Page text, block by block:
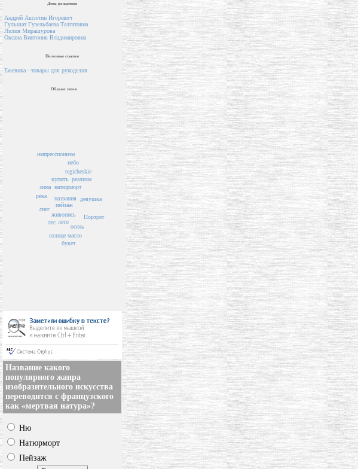
День рождения
Андрей Аксютин Игоревич
Гульшат Гузельбаева Талгатовна
Лилия Мирашурова
Оксана Винтонив Владимировна
Полезные ссылки
Ежевика - товары для рукоделия
Облако тегов
пейзаж
названия
живопись
лето
натюрморт
купить
солнце
лес
зима
осень
букет
масло
река
снег
tegicheskie
реализм
небо
импрессионизм
Портрет
девушка
Название какого
популярного жанра
изобразительного искусства
переводится с французского
как «мертвая натура»?
Ню
Натюрморт
Пейзаж